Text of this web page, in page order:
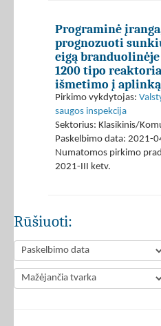
Programinė
prognozuoti
eigą
1200 tipo
išmetimo į
Pirkimo vykdytojas:
saugos inspekcija
Sektorius: Klasikinis/
Paskelbimo data: 2021-
Numatomos pirkimo
2021-III ketv.
Rūšiuoti: